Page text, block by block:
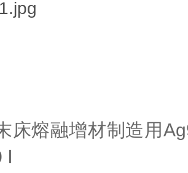
床熔融增材制造用